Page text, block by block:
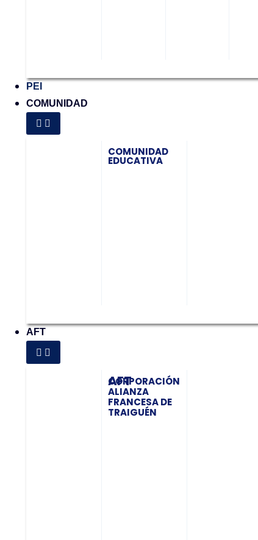
PEI
COMUNIDAD
COMUNIDAD
EDUCATIVA
AFT
AFT
CORPORACIÓN
ALIANZA
FRANCESA DE
TRAIGUÉN